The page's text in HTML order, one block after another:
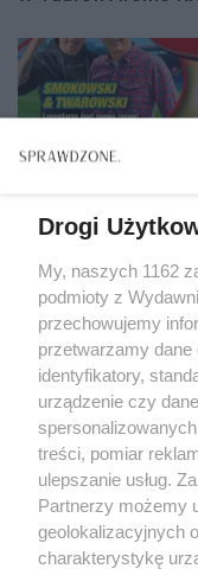
CZAS WOLNY
Wydanie
Sport"
sportowego
Drogi
My, naszych 1162
podmioty z
przechowujemy
przetwarzamy dane
identyfikatory,
urządzenie czy
treści, pomiar
ulepszanie usług.
Partnerzy możemy
geolokalizacyjnych
charakterystykę